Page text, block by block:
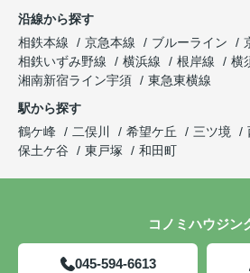
沿線から探す
相鉄本線
京急本線 ブルーライン
相鉄いずみ野線
横浜線 根岸線
横
湘南新宿ライン宇須
東急東横線
駅から探す
鶴ケ峰
二俣川 希望ケ丘 三ツ境
保土ケ谷
東戸塚 和田町
コノミハウジン
045-594-6613